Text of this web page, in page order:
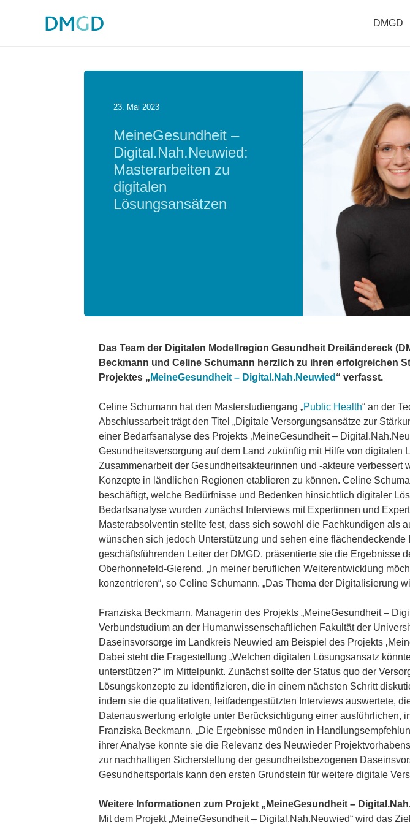
DMGD
23. Mai 2023
MeineGesundheit –
Digital.Nah.Neuwied:
Masterarbeiten zu
digitalen
Lösungsansätzen
Das Team der Digitalen Modellregion Gesundheit Dreiländereck
Beckmann und Celine Schumann herzlich zu ihren erfolgreichen
Projektes „ MeineGesundheit – Digital.Nah.Neuwied “ verfasst.
Celine Schumann hat den Masterstudiengang „Public Health“ an der
Abschlussarbeit trägt den Titel „Digitale Versorgungsansätze zur
einer Bedarfsanalyse des Projekts ‚MeineGesundheit –
Gesundheitsversorgung auf dem Land zukünftig mit Hilfe von
Zusammenarbeit der Gesundheitsakteurinnen und -akteure
Konzepte in ländlichen Regionen etablieren zu können. Celine
beschäftigt, welche Bedürfnisse und Bedenken hinsichtlich digitaler
Bedarfsanalyse wurden zunächst Interviews mit Expertinnen und
Masterabsolventin stellte fest, dass sich sowohl die Fachkundigen als
wünschen sich jedoch Unterstützung und sehen eine
geschäftsführenden Leiter der DMGD, präsentierte sie die Ergebnisse
Oberhonnefeld-Gierend. „In meiner beruflichen Weiterentwicklung
konzentrieren“, so Celine Schumann. „Das Thema der Digitalisierung
Franziska Beckmann, Managerin des Projekts „MeineGesundheit –
Verbundstudium an der Humanwissenschaftlichen Fakultät der
Daseinsvorsorge im Landkreis Neuwied am Beispiel des Projekts
Dabei steht die Fragestellung „Welchen digitalen Lösungsansatz
unterstützen?“ im Mittelpunkt. Zunächst sollte der Status quo der
Lösungskonzepte zu identifizieren, die in einem nächsten Schritt
indem sie die qualitativen, leitfadengestützten Interviews auswertete,
Datenauswertung erfolgte unter Berücksichtigung einer ausführlichen,
Franziska Beckmann. „Die Ergebnisse münden in
ihrer Analyse konnte sie die Relevanz des Neuwieder
zur nachhaltigen Sicherstellung der gesundheitsbezogenen
Gesundheitsportals kann den ersten Grundstein für weitere digitale
Weitere Informationen zum Projekt „MeineGesundheit –
Mit dem Projekt „MeineGesundheit – Digital.Nah.Neuwied“ wird das